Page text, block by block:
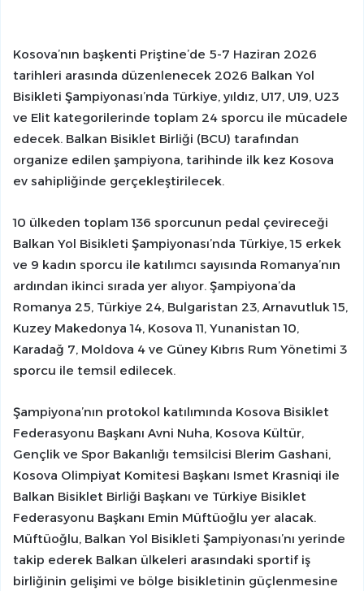
Kosova’nın başkenti Priştine’de 5-7 Haziran 2026
tarihleri arasında düzenlenecek 2026 Balkan Yol
Bisikleti Şampiyonası’nda Türkiye, yıldız, U17, U19, U23
ve Elit kategorilerinde toplam 24 sporcu ile mücadele
edecek. Balkan Bisiklet Birliği (BCU) tarafından
organize edilen şampiyona, tarihinde ilk kez Kosova
ev sahipliğinde gerçekleştirilecek.
10 ülkeden toplam 136 sporcunun pedal çevireceği
Balkan Yol Bisikleti Şampiyonası’nda Türkiye, 15 erkek
ve 9 kadın sporcu ile katılımcı sayısında Romanya’nın
ardından ikinci sırada yer alıyor. Şampiyona’da
Romanya 25, Türkiye 24, Bulgaristan 23, Arnavutluk 15,
Kuzey Makedonya 14, Kosova 11, Yunanistan 10,
Karadağ 7, Moldova 4 ve Güney Kıbrıs Rum Yönetimi 3
sporcu ile temsil edilecek.
Şampiyona’nın protokol katılımında Kosova Bisiklet
Federasyonu Başkanı Avni Nuha, Kosova Kültür,
Gençlik ve Spor Bakanlığı temsilcisi Blerim Gashani,
Kosova Olimpiyat Komitesi Başkanı Ismet Krasniqi ile
Balkan Bisiklet Birliği Başkanı ve Türkiye Bisiklet
Federasyonu Başkanı Emin Müftüoğlu yer alacak.
Müftüoğlu, Balkan Yol Bisikleti Şampiyonası’nı yerinde
takip ederek Balkan ülkeleri arasındaki sportif iş
birliğinin gelişimi ve bölge bisikletinin güçlenmesine